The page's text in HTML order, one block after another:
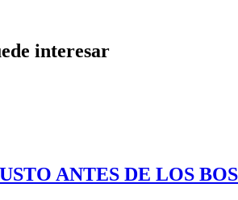
interesar
ANTES DE LOS